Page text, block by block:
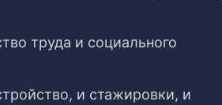
труда и социального
и стажировки, и